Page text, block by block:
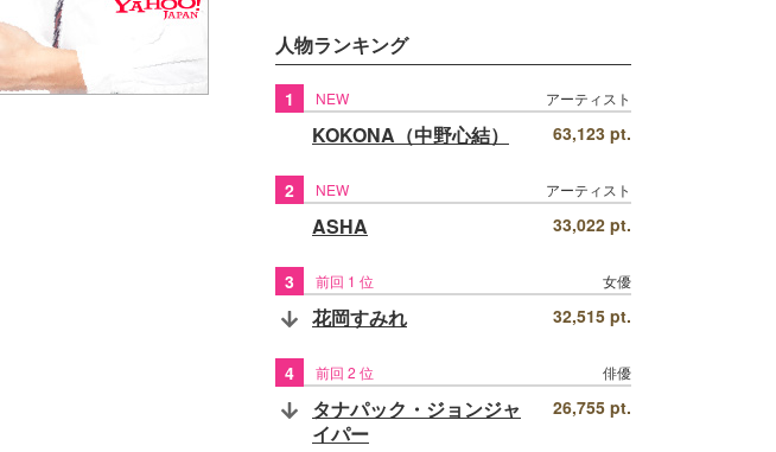
人物ランキング
1 NEW アーティスト
KOKONA（中野心結） 63,123 pt.
2 NEW アーティスト
ASHA 33,022 pt.
3 前回 1 位 女優
花岡すみれ 32,515 pt.
4 前回 2 位 俳優
タナパック・ジョンジャ
イパー
26,755 pt.